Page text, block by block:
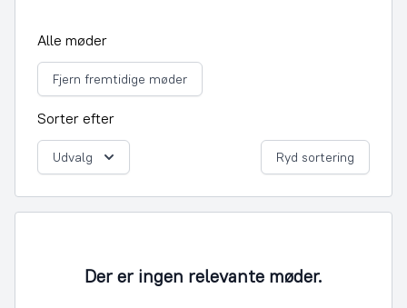
Alle møder
Fjern fremtidige møder
Sorter efter
Udvalg Ryd sortering
Der er ingen relevante møder.